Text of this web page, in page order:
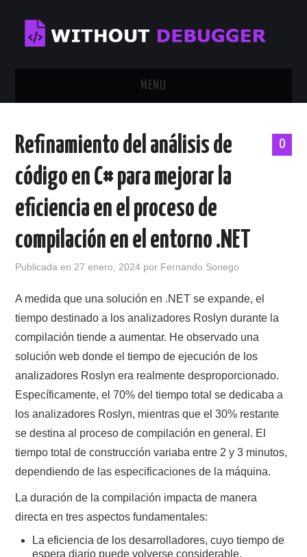
MENU
TUTORIALES
CALENDAR
CONTÁCTAME
0
Refinamiento del análisis de
código en C# para mejorar la
eficiencia en el proceso de
compilación en el entorno .NET
Publicada en27 enero, 2024 por Fernando Sonego
A medida que una solución en .NET se expande, el
tiempo destinado a los analizadores Roslyn durante la
compilación tiende a aumentar. He observado una
solución web donde el tiempo de ejecución de los
analizadores Roslyn era realmente desproporcionado.
Específicamente, el 70% del tiempo total se dedicaba a
los analizadores Roslyn, mientras que el 30% restante
se destina al proceso de compilación en general. El
tiempo total de construcción variaba entre 2 y 3 minutos,
dependiendo de las especificaciones de la máquina.
La duración de la compilación impacta de manera
directa en tres aspectos fundamentales:
La eficiencia de los desarrolladores, cuyo tiempo de
espera diario puede volverse considerable.